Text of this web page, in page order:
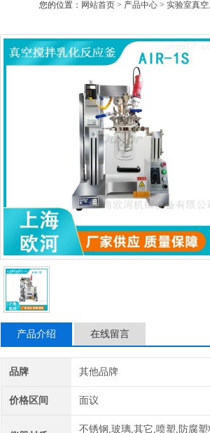
您的位置： 网站首页 > 产品中心 > 实验室真
产品介绍 在线留言
品牌 其他品牌
价格区间 面议
不锈钢,玻璃,其它,喷塑,防腐塑